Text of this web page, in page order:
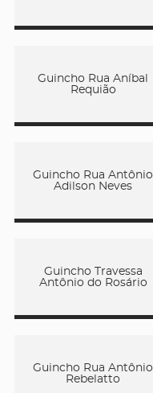
Guincho Rua Aníbal
Requião
Guincho Rua Antônio
Adilson Neves
Guincho Travessa
Antônio do Rosário
Guincho Rua Antônio
Rebelatto